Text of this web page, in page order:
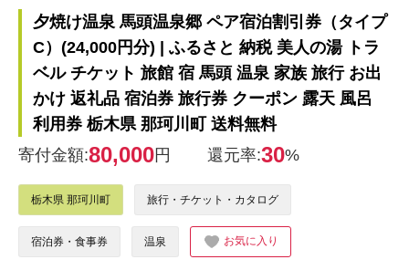
夕焼け温泉 馬頭温泉郷 ペア宿泊割引券（タイプ
C）(24,000円分) | ふるさと 納税 美人の湯 トラ
ベル チケット 旅館 宿 馬頭 温泉 家族 旅行 お出
かけ 返礼品 宿泊券 旅行券 クーポン 露天 風呂
利用券 栃木県 那珂川町 送料無料
寄付金額:80,000円 還元率:30%
栃木県 那珂川町 旅行・チケット・カタログ
宿泊券・食事券 温泉 お気に入り